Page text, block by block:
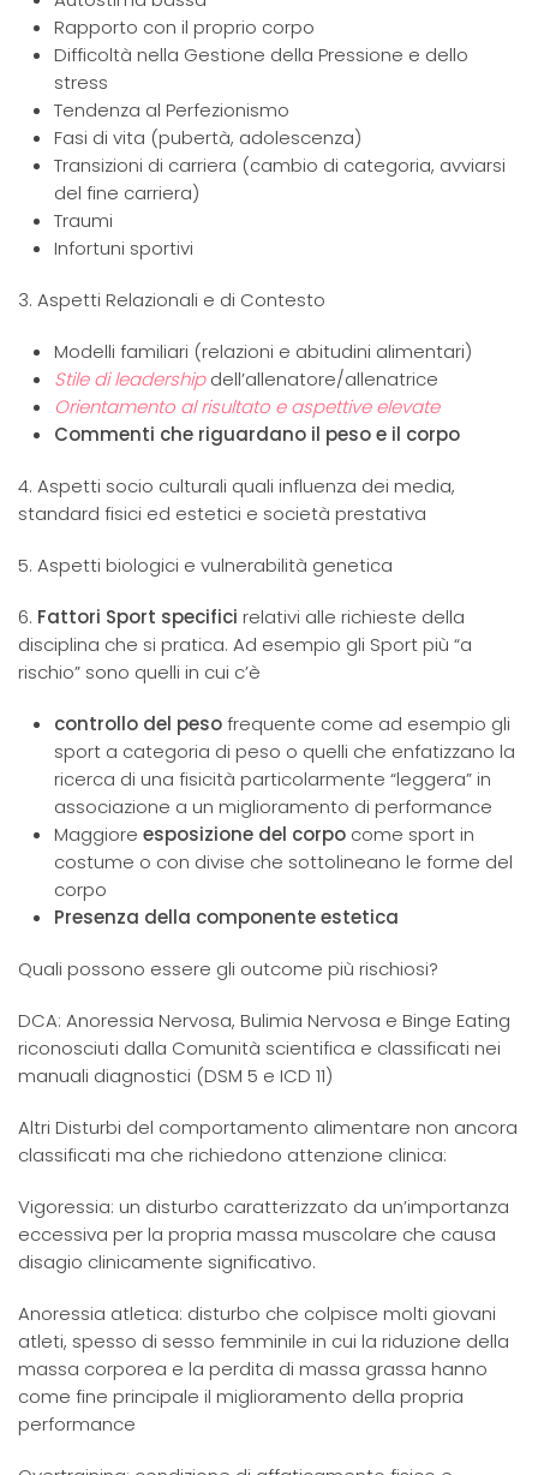
Rapporto con il proprio corpo
Difficoltà nella Gestione della Pressione e dello
stress
Tendenza al Perfezionismo
Fasi di vita (pubertà, adolescenza)
Transizioni di carriera (cambio di categoria, avviarsi
del fine carriera)
Traumi
Infortuni sportivi
3. Aspetti Relazionali e di Contesto
Modelli familiari (relazioni e abitudini alimentari)
Stile di leadershipdell’allenatore/allenatrice
Orientamento al risultato e aspettive elevate
Commenti che riguardano il peso e il corpo
4. Aspetti socio culturali quali influenza dei media,
standard fisici ed estetici e società prestativa
5. Aspetti biologici e vulnerabilità genetica
6. Fattori Sport specifici relativi alle richieste della
disciplina che si pratica. Ad esempio gli Sport più “a
rischio” sono quelli in cui c’è
controllo del pesofrequente come ad esempio gli
sport a categoria di peso o quelli che enfatizzano la
ricerca di una fisicità particolarmente “leggera” in
associazione a un miglioramento di performance
Maggiore esposizione del corpo come sport in
costume o con divise che sottolineano le forme del
corpo
Presenza della componente estetica
Quali possono essere gli outcome più rischiosi?
DCA: Anoressia Nervosa, Bulimia Nervosa e Binge Eating
riconosciuti dalla Comunità scientifica e classificati nei
manuali diagnostici (DSM 5 e ICD 11)
Altri Disturbi del comportamento alimentare non ancora
classificati ma che richiedono attenzione clinica:
Vigoressia: un disturbo caratterizzato da un’importanza
eccessiva per la propria massa muscolare che causa
disagio clinicamente significativo.
Anoressia atletica: disturbo che colpisce molti giovani
atleti, spesso di sesso femminile in cui la riduzione della
massa corporea e la perdita di massa grassa hanno
come fine principale il miglioramento della propria
performance